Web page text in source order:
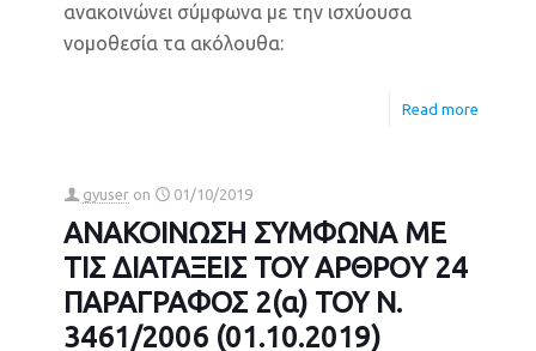
ανακοινώνει σύμφωνα με την ισχύουσα
νομοθεσία τα ακόλουθα:
Read more
gyuser on 01/10/2019
ΑΝΑΚΟΙΝΩΣΗ ΣΥΜΦΩΝΑ ΜΕ
ΤΙΣ ΔΙΑΤΑΞΕΙΣ ΤΟΥ ΑΡΘΡΟY 24
ΠΑΡΑΓΡΑΦΟΣ 2(α) ΤΟΥ Ν.
3461/2006 (01.10.2019)